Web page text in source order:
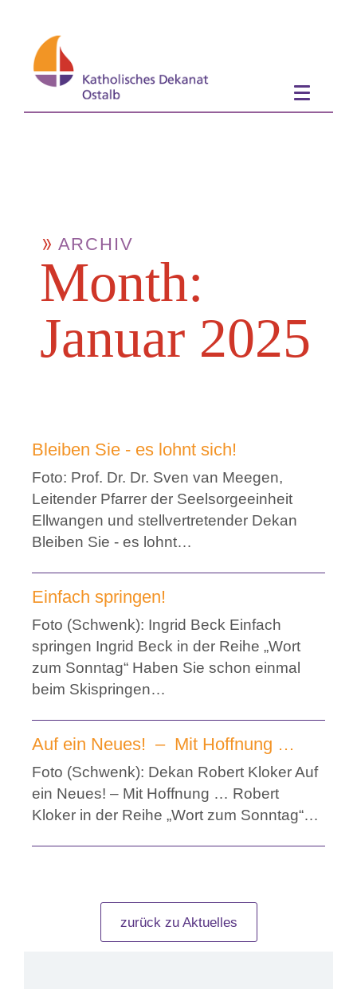
ARCHIV
Month:
Januar 2025
Bleiben Sie - es lohnt sich!
Foto: Prof. Dr. Dr. Sven van Meegen,
Leitender Pfarrer der Seelsorgeeinheit
Ellwangen und stellvertretender Dekan
Bleiben Sie - es lohnt…
Einfach springen!
Foto (Schwenk): Ingrid Beck Einfach
springen Ingrid Beck in der Reihe „Wort
zum Sonntag“ Haben Sie schon einmal
beim Skispringen…
Auf ein Neues! – Mit Hoffnung …
Foto (Schwenk): Dekan Robert Kloker Auf
ein Neues! – Mit Hoffnung … Robert
Kloker in der Reihe „Wort zum Sonntag“…
zurück zu Aktuelles